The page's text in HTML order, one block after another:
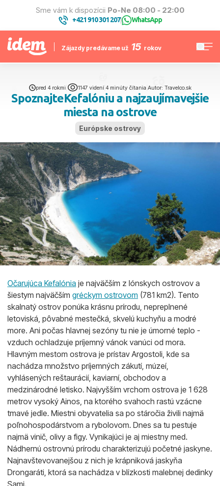
Sme vám k dispozícii Po-Ne 08:00 - 22:00
+421 910 301 207| WhatsApp
Zájazdy predávame už 15 rokov
pred 4 rokmi 1147 videní| 4 minúty čítania Autor: Travelco.sk
Spoznajte Kefalóniu a najzaujímavejšie
miesta na ostrove
Európske ostrovy
Očarujúca Kefalónia je najväčším z Iónskych ostrovov a
šiestym najväčším gréckym ostrovom (781 km2). Tento
skalnatý ostrov ponúka krásnu prírodu, nepreplnené
letoviská, pôvabné mestečká, skvelú kuchyňu a modré
more. Ani počas hlavnej sezóny tu nie je úmorné teplo -
vzduch ochladzuje príjemný vánok vanúci od mora.
Hlavným mestom ostrova je prístav Argostoli, kde sa
nachádza množstvo príjemných zákutí, múzeí,
vyhlásených reštaurácií, kaviarní, obchodov a
medzinárodné letisko. Najvyšším vrchom ostrova je 1 628
metrov vysoký Ainos, na ktorého svahoch rastú vzácne
tmavé jedle. Miestni obyvatelia sa po stáročia živili najmä
poľnohospodárstvom a rybolovom. Dnes sa tu pestuje
najmä vinič, olivy a figy. Vynikajúci je aj miestny med.
Nádhernú ostrovnú prírodu charakterizujú početné jaskyne.
Najnavštevovanejšou z nich je krápniková jaskyňa
Drongaráti, ktorá sa nachádza v blízkosti malebnej dedinky
Sami.